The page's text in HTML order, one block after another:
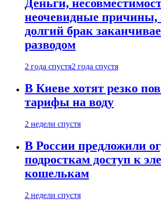
Деньги,
неочевидные причины,
долгий брак
разводом
2 года спустя2 года спустя
В Киеве хотят резко
тарифы на воду
2 недели спустя
В России предложили
подросткам доступ к
кошелькам
2 недели спустя